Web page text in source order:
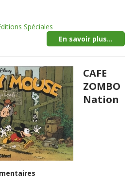
Spéciales
En savoir plus...
CAFE
ZOMBO
Nation